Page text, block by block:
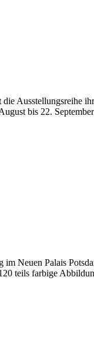
Ausstellungsreihe
bis 22.
Neuen Palais
120 teils farbige